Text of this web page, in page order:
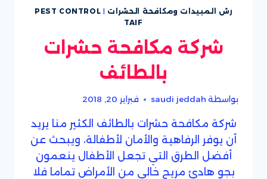
رش المبيدات ومكافحة الحشرات |
PEST CONTROL
TAIF
شركة مكافحة حشرات
بالطائف
بواسطة saudi jeddah فبراير 20, 2018
شركة مكافحة حشرات بالطائف الكثير منا يريد
أن يوفر الرفاهية والأمان لأطفالة، ويبحث عن
أفضل الطرق التي تجعل الأطفال ينعمون
بجو هادئ مريح خالى من الأمراض تماما فلا